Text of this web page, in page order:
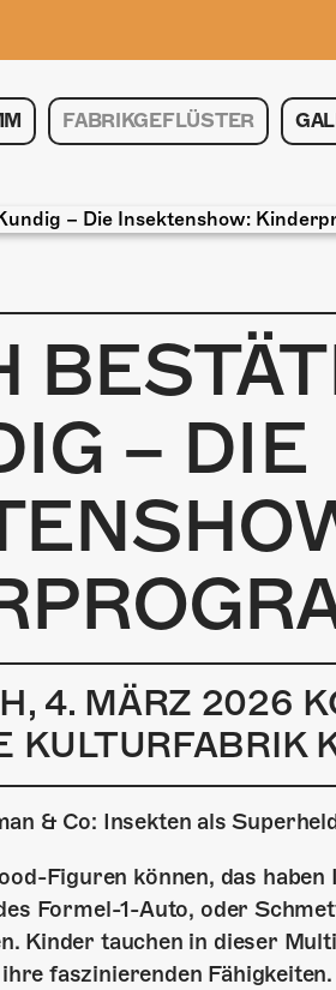
FABRIKGEFLÜSTER
– DIE
4. MÄRZ 2026
KULTURFABRIK
& Co: Insekten als
Figuren können, das
Formel-1-Auto, oder
Kinder tauchen in dieser
faszinierenden